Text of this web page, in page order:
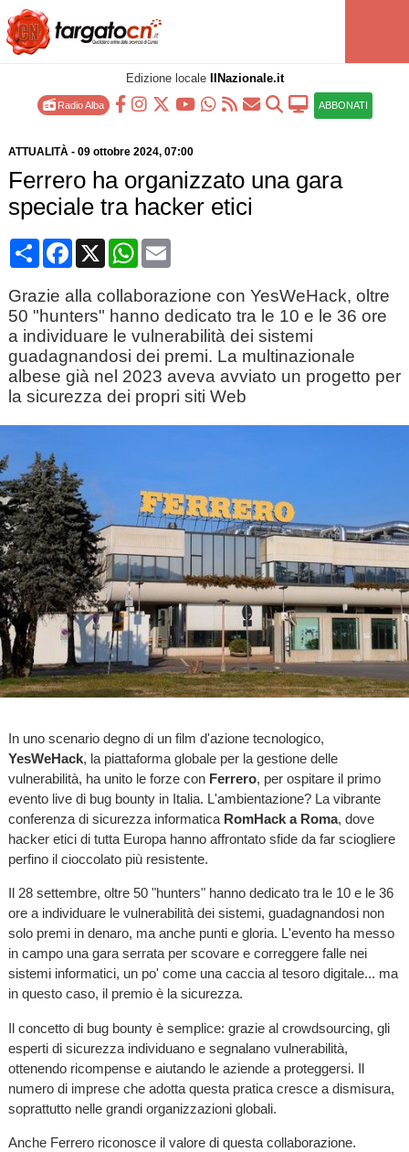
Edizione locale IlNazionale.it
Radio Alba ABBONATI
ATTUALITÀ- 09 ottobre 2024, 07:00
Ferrero ha organizzato una gara
speciale tra hacker etici
CondividiFacebook
X WhatsApp
Email
Grazie alla collaborazione con YesWeHack, oltre
50 "hunters" hanno dedicato tra le 10 e le 36 ore
a individuare le vulnerabilità dei sistemi
guadagnandosi dei premi. La multinazionale
albese già nel 2023 aveva avviato un progetto per
la sicurezza dei propri siti Web
In uno scenario degno di un film d'azione tecnologico,
YesWeHack, la piattaforma globale per la gestione delle
vulnerabilità, ha unito le forze con Ferrero, per ospitare il primo
evento live di bug bounty in Italia. L'ambientazione? La vibrante
conferenza di sicurezza informatica RomHack a Roma, dove
hacker etici di tutta Europa hanno affrontato sfide da far sciogliere
perfino il cioccolato più resistente.
Il 28 settembre, oltre 50 "hunters" hanno dedicato tra le 10 e le 36
ore a individuare le vulnerabilità dei sistemi, guadagnandosi non
solo premi in denaro, ma anche punti e gloria. L'evento ha messo
in campo una gara serrata per scovare e correggere falle nei
sistemi informatici, un po' come una caccia al tesoro digitale... ma
in questo caso, il premio è la sicurezza.
Il concetto di bug bounty è semplice: grazie al crowdsourcing, gli
esperti di sicurezza individuano e segnalano vulnerabilità,
ottenendo ricompense e aiutando le aziende a proteggersi. Il
numero di imprese che adotta questa pratica cresce a dismisura,
soprattutto nelle grandi organizzazioni globali.
Anche Ferrero riconosce il valore di questa collaborazione.